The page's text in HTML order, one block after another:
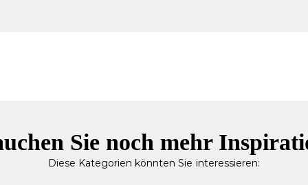
Sie noch mehr
Diese Kategorien könnten Sie interessieren: